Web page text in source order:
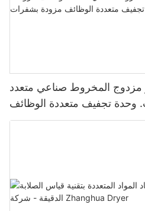
المخروط صناعي متعدد
وحدة تجفيف متعددة الوظائف
مزودة بشفرات.